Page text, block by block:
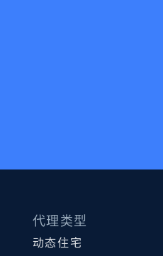
代理类型
动态住宅